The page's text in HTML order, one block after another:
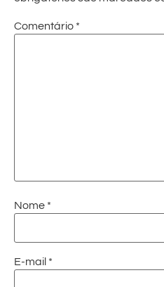
Comentário *
Nome *
E-mail *